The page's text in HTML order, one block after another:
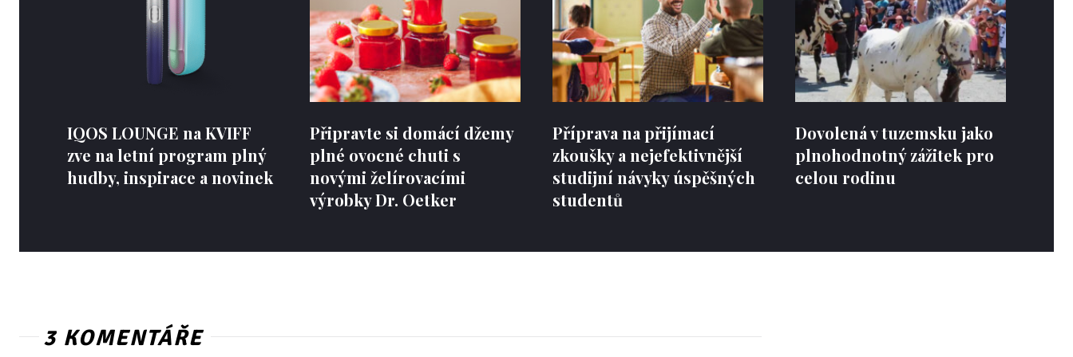
IQOS LOUNGE na KVIFF
zve na letní program plný
hudby, inspirace a novinek
Připravte si domácí džemy
plné ovocné chuti s
novými želírovacími
výrobky Dr. Oetker
Příprava na přijímací
zkoušky a nejefektivnější
studijní návyky úspěšných
studentů
Dovolená v tuzemsku jako
plnohodnotný zážitek pro
celou rodinu
3 KOMENTÁŘE